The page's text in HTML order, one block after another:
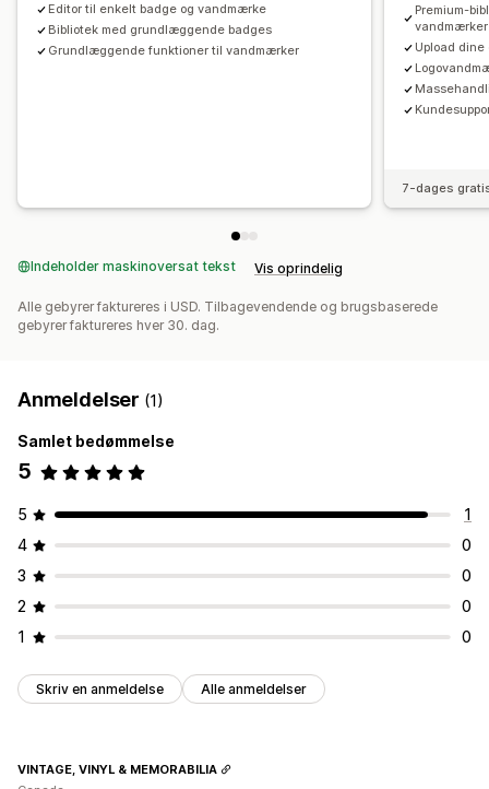
Editor til enkelt badge og vandmærke
Bibliotek med grundlæggende badges
Grundlæggende funktioner til vandmærker
Premium-
vandmærker
Upload
7-dages
Indeholder maskinoversat tekst Vis oprindelig
Alle gebyrer faktureres i USD. Tilbagevendende og brugsbaserede
gebyrer faktureres hver 30. dag.
Anmeldelser (1)
Samlet bedømmelse
5
5
1
4
0
3
0
2
0
1
0
Skriv en anmeldelse Alle anmeldelser
VINTAGE, VINYL & MEMORABILIA